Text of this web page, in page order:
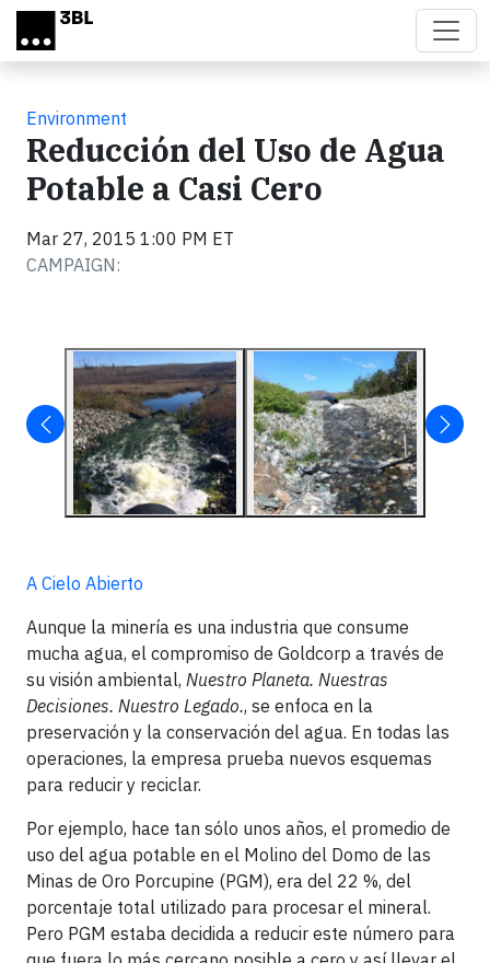
Skip to main content
Environment
Reducción del Uso de Agua
Potable a Casi Cero
Mar 27, 2015 1:00 PM ET
CAMPAIGN:
A Cielo Abierto
Aunque la minería es una industria que consume
mucha agua, el compromiso de Goldcorp a través de
su visión ambiental, Nuestro Planeta. Nuestras
Decisiones. Nuestro Legado., se enfoca en la
preservación y la conservación del agua. En todas las
operaciones, la empresa prueba nuevos esquemas
para reducir y reciclar.
Por ejemplo, hace tan sólo unos años, el promedio de
uso del agua potable en el Molino del Domo de las
Minas de Oro Porcupine (PGM), era del 22 %, del
porcentaje total utilizado para procesar el mineral.
Pero PGM estaba decidida a reducir este número para